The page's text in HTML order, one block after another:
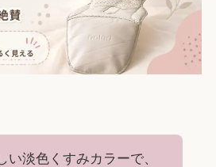
い淡色くすみカラーで、